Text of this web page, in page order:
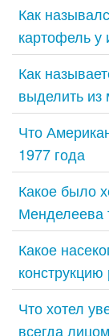
Как
картофель у
Как
выделить из
Что
1977 года
Какое было
Менделеева
Какое
Что хотел
всегда